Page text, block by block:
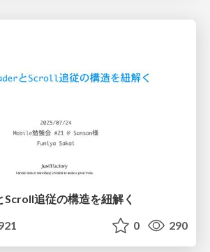
追従の構造を紐解く
0 290